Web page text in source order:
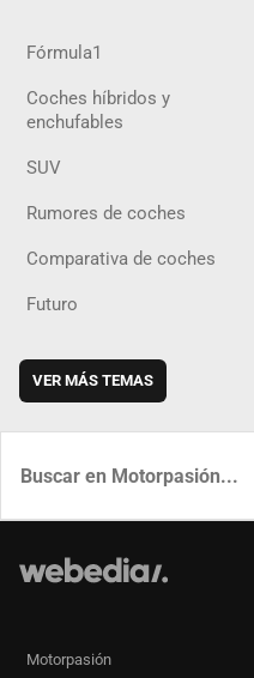
Fórmula1
Coches híbridos y
enchufables
SUV
Rumores de coches
Comparativa de coches
Futuro
VER MÁS TEMAS
Motorpasión